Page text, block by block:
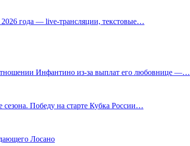
2026 года — live-трансляции, текстовые…
Инфантино из‑за выплат его любовнице —…
сезона. Победу на старте Кубка России…
Лосано